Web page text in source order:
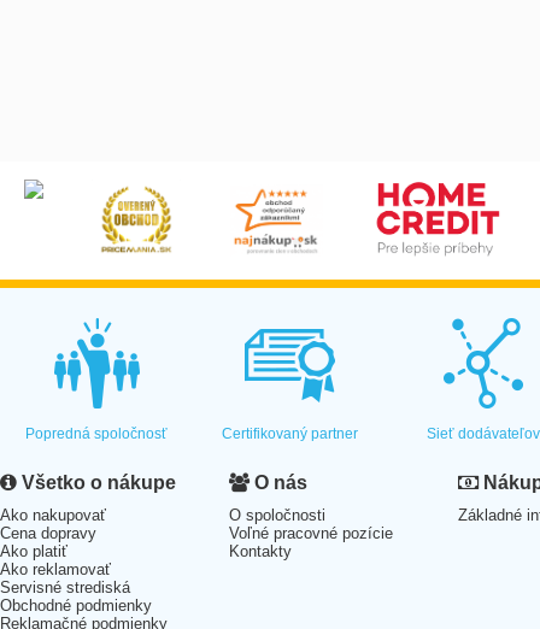
Popredná spoločnosť Certifikovaný partner Sieť dodávateľov
Všetko o nákupe
Ako nakupovať
Cena dopravy
Ako platiť
Ako reklamovať
Servisné strediská
Obchodné podmienky
Reklamačné podmienky
O nás
O spoločnosti
Voľné pracovné pozície
Kontakty
Základné